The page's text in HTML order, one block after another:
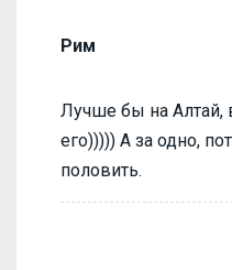
Рим
Лучше бы на Алтай,
его))))) А за одно,
половить.